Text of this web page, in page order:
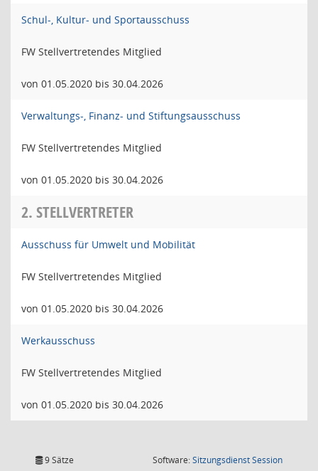
Schul-, Kultur- und Sportausschuss
FW Stellvertretendes Mitglied
von 01.05.2020 bis 30.04.2026
Verwaltungs-, Finanz- und Stiftungsausschuss
FW Stellvertretendes Mitglied
von 01.05.2020 bis 30.04.2026
2. STELLVERTRETER
Ausschuss für Umwelt und Mobilität
FW Stellvertretendes Mitglied
von 01.05.2020 bis 30.04.2026
Werkausschuss
FW Stellvertretendes Mitglied
von 01.05.2020 bis 30.04.2026
9 Sätze Software:SitzungsdienstSession(Wird in